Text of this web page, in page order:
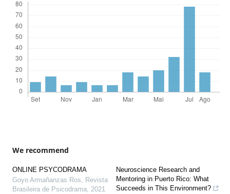
We recommend
ONLINE PSYCODRAMA
Goyo Armañanzas Ros, Revista
Brasileira de Psicodrama, 2021
Neuroscience Research and
Mentoring in Puerto Rico: What
Succeeds in This Environment?